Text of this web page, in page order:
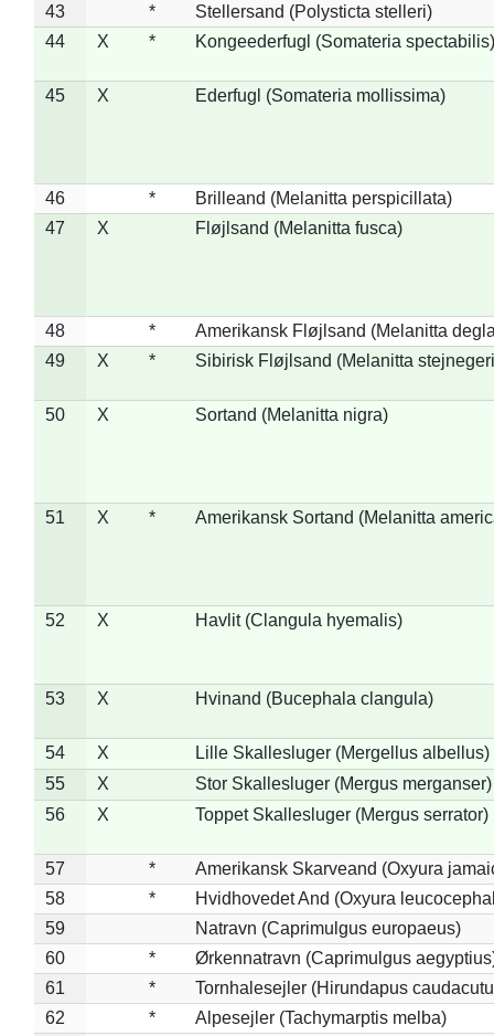
43
*
Stellersand (Polysticta stelleri)
44
X * Kongeederfugl (Somateria spectabilis)
45 X Ederfugl (Somateria mollissima)
46 *
Brilleand (Melanitta perspicillata)
47
X Fløjlsand (Melanitta fusca)
48 *
Amerikansk Fløjlsand (Melanitta
49
X * Sibirisk Fløjlsand (Melanitta
50 X Sortand (Melanitta nigra)
51 X * Amerikansk Sortand (Melanitta
52 X Havlit (Clangula hyemalis)
53 X Hvinand (Bucephala clangula)
54 X
Lille Skallesluger (Mergellus albellus)
55
X
Stor Skallesluger (Mergus merganser)
56
X Toppet Skallesluger (Mergus serrator)
57 *
Amerikansk Skarveand (Oxyura
58
*
Hvidhovedet And (Oxyura
59
Natravn (Caprimulgus europaeus)
60
*
Ørkennatravn (Caprimulgus
61
*
Tornhalesejler (Hirundapus
62
* Alpesejler (Tachymarptis melba)